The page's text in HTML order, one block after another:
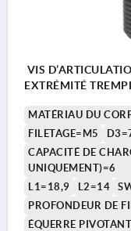
VIS
EXTRÉMITÉ
MATÉRIAU DU
FILETAGE=M5
CAPACITÉ DE
UNIQUEMENT)=6
L1=18,9
L2=14
PROFONDEUR DE
ÉQUERRE